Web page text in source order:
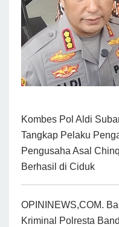
Kombes Pol Aldi
Tangkap Pelaku
Pengusaha Asal
Berhasil di Ciduk
OPININEWS,COM.
Kriminal Polresta